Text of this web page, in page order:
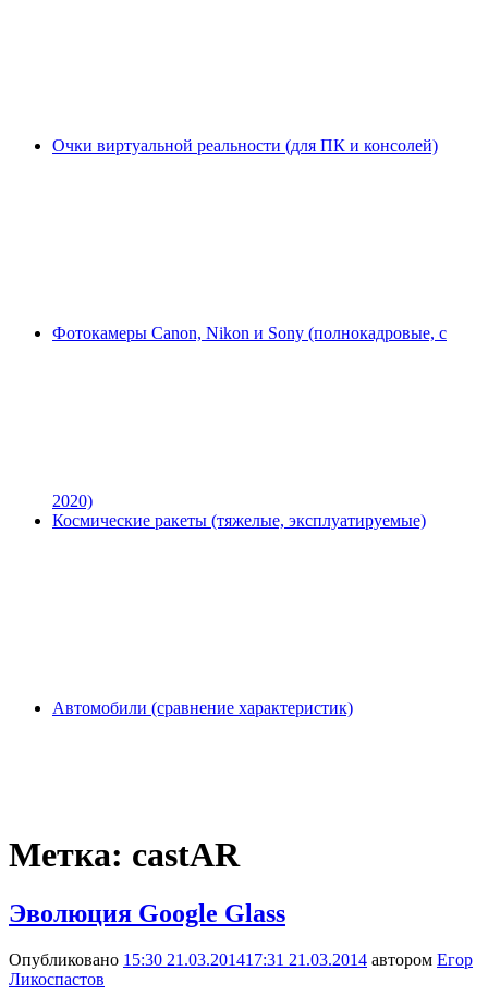
Очки виртуальной реальности (для ПК и консолей)
Фотокамеры Canon, Nikon и Sony (полнокадровые, с
2020)
Космические ракеты (тяжелые, эксплуатируемые)
Автомобили (сравнение характеристик)
Метка: castAR
Эволюция Google Glass
Опубликовано 15:30 21.03.201417:31 21.03.2014 автором Егор
Ликоспастов